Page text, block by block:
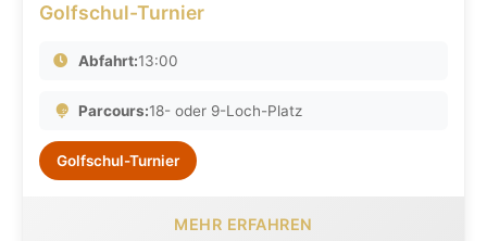
Golfschul-Turnier
Abfahrt:13:00
Parcours:18- oder 9-Loch-Platz
Golfschul-Turnier
MEHR ERFAHREN